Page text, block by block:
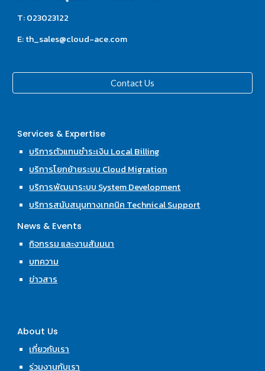
T: 023023122
E: th_sales@cloud-ace.com
Contact Us
Services & Expertise
บริการตัวแทนชำระเงิน Local Billing
บริการโยกย้ายระบบ Cloud Migration
บริการพัฒนาระบบ System Development
บริการสนับสนุนทางเทคนิค Technical Support
News & Events
กิจกรรม และงานสัมมนา
บทความ
ข่าวสาร
About Us
เกี่ยวกับเรา
ร่วมงานกับเรา